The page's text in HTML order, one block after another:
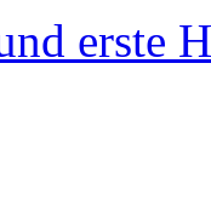
erste